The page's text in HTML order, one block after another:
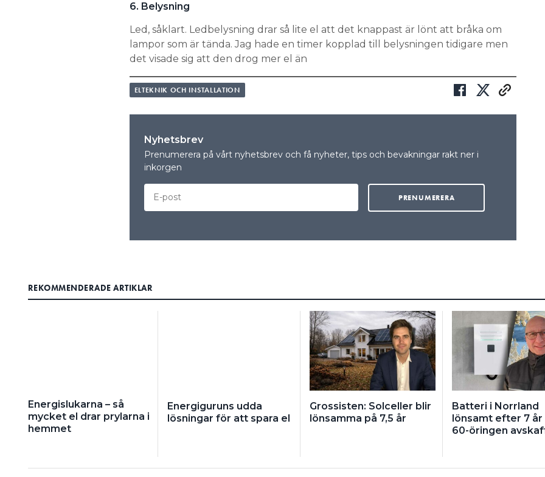
6. Belysning
Led, såklart. Ledbelysning drar så lite el att det knappast är lönt att bråka om
lampor som är tända. Jag hade en timer kopplad till belysningen tidigare men
det visade sig att den drog mer el än
ELTEKNIK OCH INSTALLATION
Nyhetsbrev
Prenumerera på vårt nyhetsbrev och få nyheter, tips och bevakningar rakt ner i
inkorgen
REKOMMENDERADE ARTIKLAR
Energislukarna – så
mycket el drar prylarna i
hemmet
Energiguruns udda
lösningar för att spara el
Grossisten: Solceller blir
lönsamma på 7,5 år
Batteri i Norrland
lönsamt efter 7 år
60-öringen